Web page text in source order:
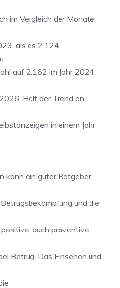
im Vergleich der Monate
als es 2.124
auf 2.162 im Jahr 2024,
Hält der Trend an,
in einem Jahr
kann ein guter Ratgeber
und die
auch präventive
Betrug. Das Einsehen und